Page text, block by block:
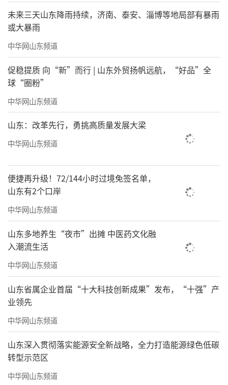
未来三天山东降雨持续，济南、泰安、淄博等地局部有暴雨
或大暴雨
中华网山东频道
促稳提质 向“新”而行 | 山东外贸扬帆远航，“好品”全
球“圈粉”
中华网山东频道
山东：改革先行，勇挑高质量发展大梁
中华网山东频道
便捷再升级！72/144小时过境免签名单，
山东有2个口岸
中华网山东频道
山东多地养生“夜市”出摊 中医药文化融
入潮流生活
中华网山东频道
山东省属企业首届“十大科技创新成果”发布，“十强”产
业领先
中华网山东频道
山东深入贯彻落实能源安全新战略，全力打造能源绿色低碳
转型示范区
中华网山东频道